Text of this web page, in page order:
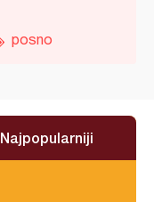
posno
Najpopularniji